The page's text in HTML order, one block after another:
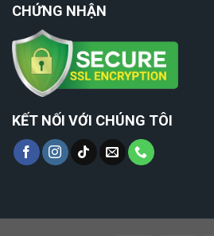
CHỨNG NHẬN
KẾT NỐI VỚI CHÚNG TÔI